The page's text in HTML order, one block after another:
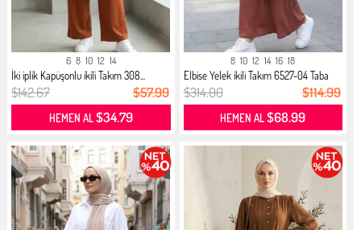
6 8 10 12 14
İki iplik Kapüşonlu ikili Takım 308...
$142.67 $57.99
HEMEN AL$34.79
8 10 12 14 16 18
Elbise Yelek ikili Takım 6527-04 Taba
$314.00 $114.99
HEMEN AL$68.99